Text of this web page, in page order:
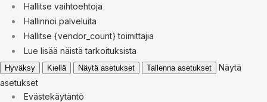
Hallitse vaihtoehtoja
Hallinnoi palveluita
Hallitse {vendor_count} toimittajia
Lue lisää näistä tarkoituksista
Hyväksy Kiellä Näytä asetukset Tallenna asetukset
Näytä
asetukset
Evästekäytäntö